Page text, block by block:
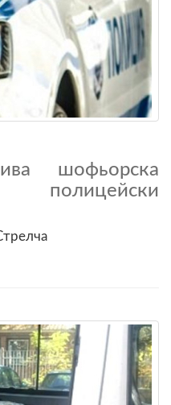
шофьорска
полицейски